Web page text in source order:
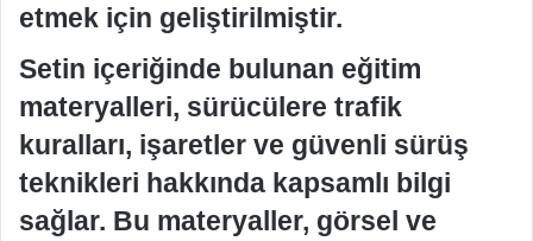
etmek için geliştirilmiştir.
Setin içeriğinde bulunan eğitim
materyalleri, sürücülere trafik
kuralları, işaretler ve güvenli sürüş
teknikleri hakkında kapsamlı bilgi
sağlar. Bu materyaller, görsel ve